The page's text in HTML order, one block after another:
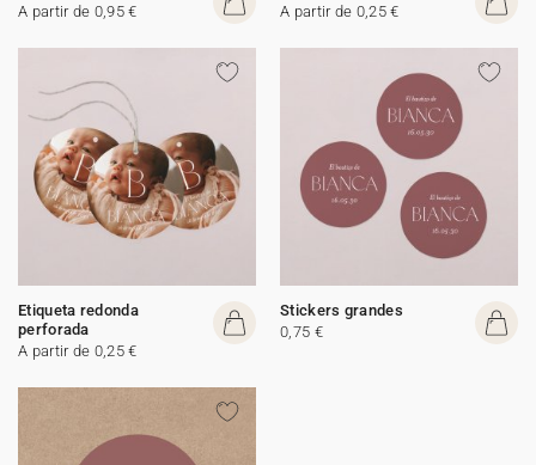
A partir de 0,95 €
A partir de 0,25 €
Etiqueta redonda
perforada
A partir de 0,25 €
Stickers grandes
0,75 €